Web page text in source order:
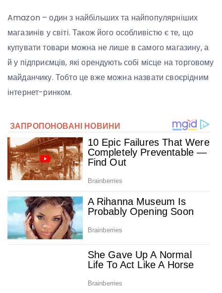
Amazon – один з найбільших та найпопулярніших
магазинів у світі. Також його особливістю є те, що
купувати товари можна не лише в самого магазину, а
й у підприємців, які орендують собі місце на торговому
майданчику. Тобто це вже можна назвати своєрідним
інтернет-ринком.